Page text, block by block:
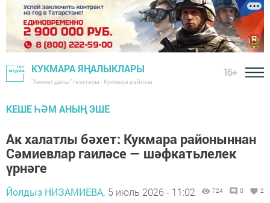
КУКМАРА ЯҢАЛЫКЛАРЫ
"Хезмәт даны" газетасы - Кукмара районы
16+
КЕШЕ ҺӘМ АНЫҢ ЭШЕ
Ак халатлы бәхет: Кукмара районыннан
Сәмиевлар гаиләсе — шәфкатьлелек
үрнәге
Йолдыз НИЗАМИЕВА, 5 июль 2026 - 11:02 724 0 2